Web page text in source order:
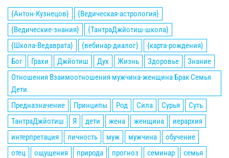
{Антон-Кузнецов}
{Ведическая-астрология}
{Ведические-знания}
{ТантраДжйотиш-школа}
{Школа-Ведаврата}
{вебинар-диалог}
{карта-рождения}
Бог
Грахи Джйотиш Дух Жизнь Здоровье
Знание
Отношения Взаимоотношения мужчина-женщина Брак Семья
Дети.
Предназначение
Принципы Род Сила Сурья
Суть
ТантраДжйотиш
Я дети жена женщина
иерархия
интерпретация
личность муж мужчина
обучение
отец
ощущения природа прогноз семинар
семья